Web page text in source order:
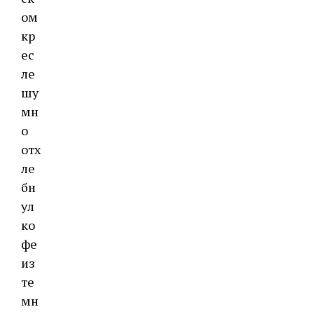
ом
кр
ес
ле
шу
мн
о
отх
ле
бн
ул
ко
фе
из
те
мн